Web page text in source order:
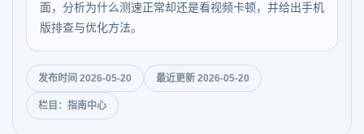
面，分析为什么测速正常却还是看视频卡顿，并给出手机
版排查与优化方法。
发布时间 2026-05-20 最近更新 2026-05-20
栏目：指南中心